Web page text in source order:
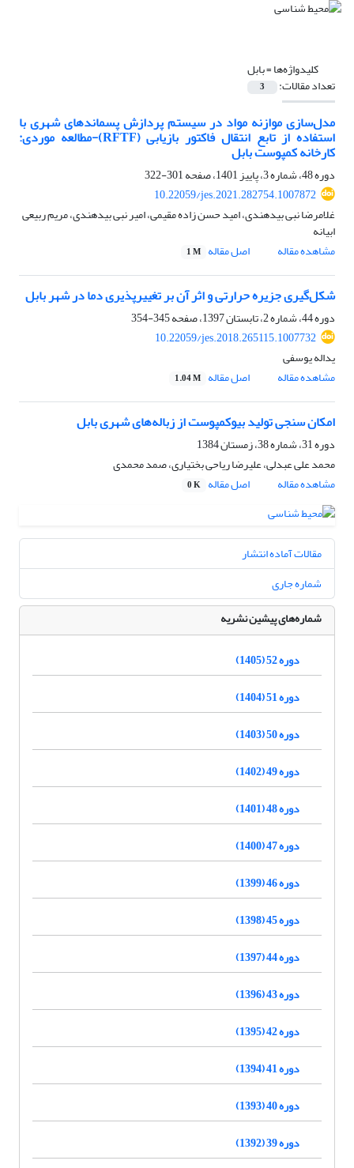
کلیدواژه‌ها =بابل
تعداد مقالات: 3
مدل‌سازی موازنه مواد در سیستم پردازش پسماندهای شهری با
استفاده از تابع انتقال فاکتور بازیابی (RFTF)-مطالعه موردی:
کارخانه کمپوست بابل
دوره 48، شماره 3، پاییز 1401، صفحه
301-322
10.22059/jes.2021.282754.1007872
غلامرضا نبی بیدهندی، امید حسن زاده مقیمی، امیر نبی بیدهندی، مریم ربیعی
ابیانه
مشاهده مقاله
اصل مقاله 1 M
شکل‌گیری جزیره حرارتی و اثر آن بر تغییرپذیری دما در شهر بابل
دوره 44، شماره 2، تابستان 1397، صفحه
345-354
10.22059/jes.2018.265115.1007732
یداله یوسفی
مشاهده مقاله
اصل مقاله 1.04 M
امکان سنجی تولید بیوکمپوست از زباله‌های شهری بابل
دوره 31، شماره 38، زمستان 1384
محمد علی عبدلی، علیرضا ریاحی بختیاری، صمد محمدی
مشاهده مقاله
اصل مقاله 0 K
مقالات آماده انتشار
شماره جاری
شماره‌های پیشین نشریه
دوره 52 (1405)
دوره 51 (1404)
دوره 50 (1403)
دوره 49 (1402)
دوره 48 (1401)
دوره 47 (1400)
دوره 46 (1399)
دوره 45 (1398)
دوره 44 (1397)
دوره 43 (1396)
دوره 42 (1395)
دوره 41 (1394)
دوره 40 (1393)
دوره 39 (1392)